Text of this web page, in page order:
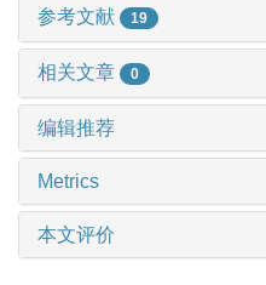
参考文献 19
相关文章 0
编辑推荐
Metrics
本文评价